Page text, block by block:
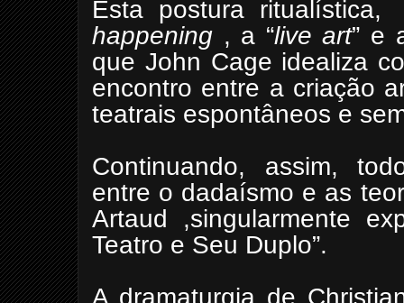
Esta postura
happening , a “live art” e
que John Cage idealiza
encontro entre a criação
teatrais espontâneos e
Continuando, assim,
entre o dadaísmo e as
Artaud ,singularmente
Teatro e Seu Duplo”.
A dramaturgia de